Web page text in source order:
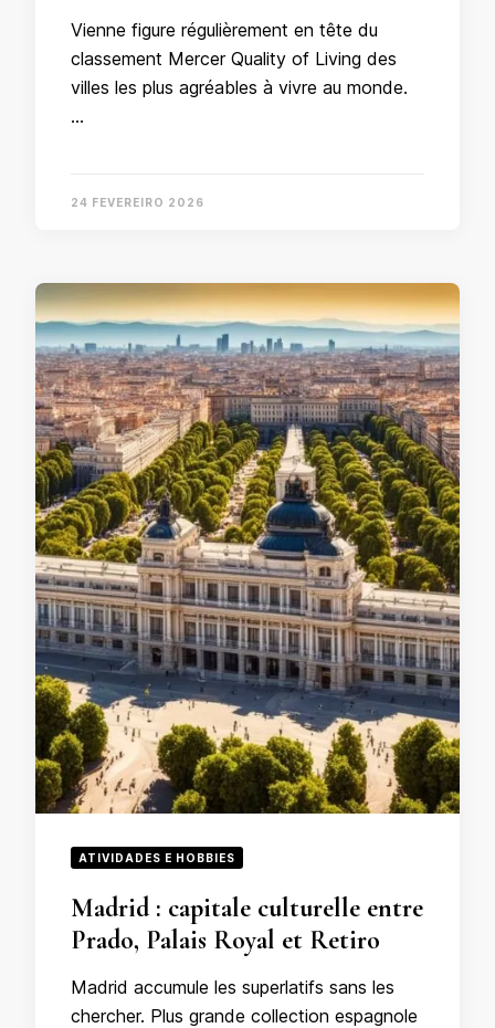
Vienne figure régulièrement en tête du
classement Mercer Quality of Living des
villes les plus agréables à vivre au monde.
…
24 FEVEREIRO 2026
ATIVIDADES E HOBBIES
Madrid : capitale culturelle entre
Prado, Palais Royal et Retiro
Madrid accumule les superlatifs sans les
chercher. Plus grande collection espagnole